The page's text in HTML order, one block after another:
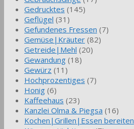
Gedrucktes (145)
Geflügel (31)
Gefundenes Fressen (7)
Gemüse|Kräuter (82)
Getreide|Mehl (20)
Gewandung (18)
Gewürz (11)
Hochprozentiges (7)
Honig (6)
Kaffeehaus (23)
Kanzlei Olma & Piegsa (16)
Kochen|Grillen|Essen bereiten